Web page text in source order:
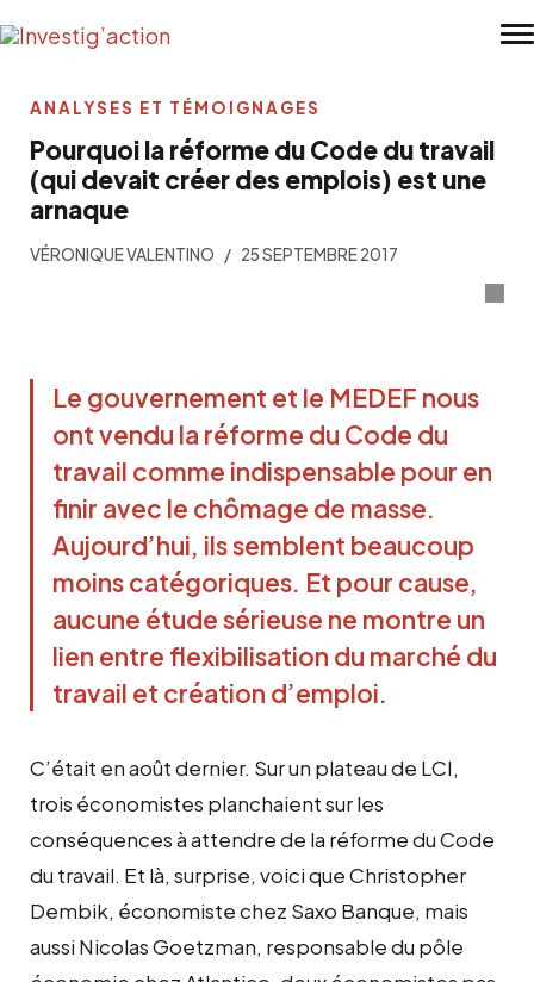
Pourquoi la réforme du Code du travail
(qui devait créer des emplois) est une
arnaque
VÉRONIQUE VALENTINO 25 SEPTEMBRE 2017
Le gouvernement et le MEDEF nous
ont vendu la réforme du Code du
travail comme indispensable pour en
finir avec le chômage de masse.
Aujourd’hui, ils semblent beaucoup
moins catégoriques. Et pour cause,
aucune étude sérieuse ne montre un
lien entre flexibilisation du marché du
travail et création d’emploi.
C’était en août dernier. Sur un plateau de LCI,
trois économistes planchaient sur les
conséquences à attendre de la réforme du Code
du travail. Et là, surprise, voici que Christopher
Dembik, économiste chez Saxo Banque, mais
aussi Nicolas Goetzman, responsable du pôle
ANALYSES ET TÉMOIGNAGES